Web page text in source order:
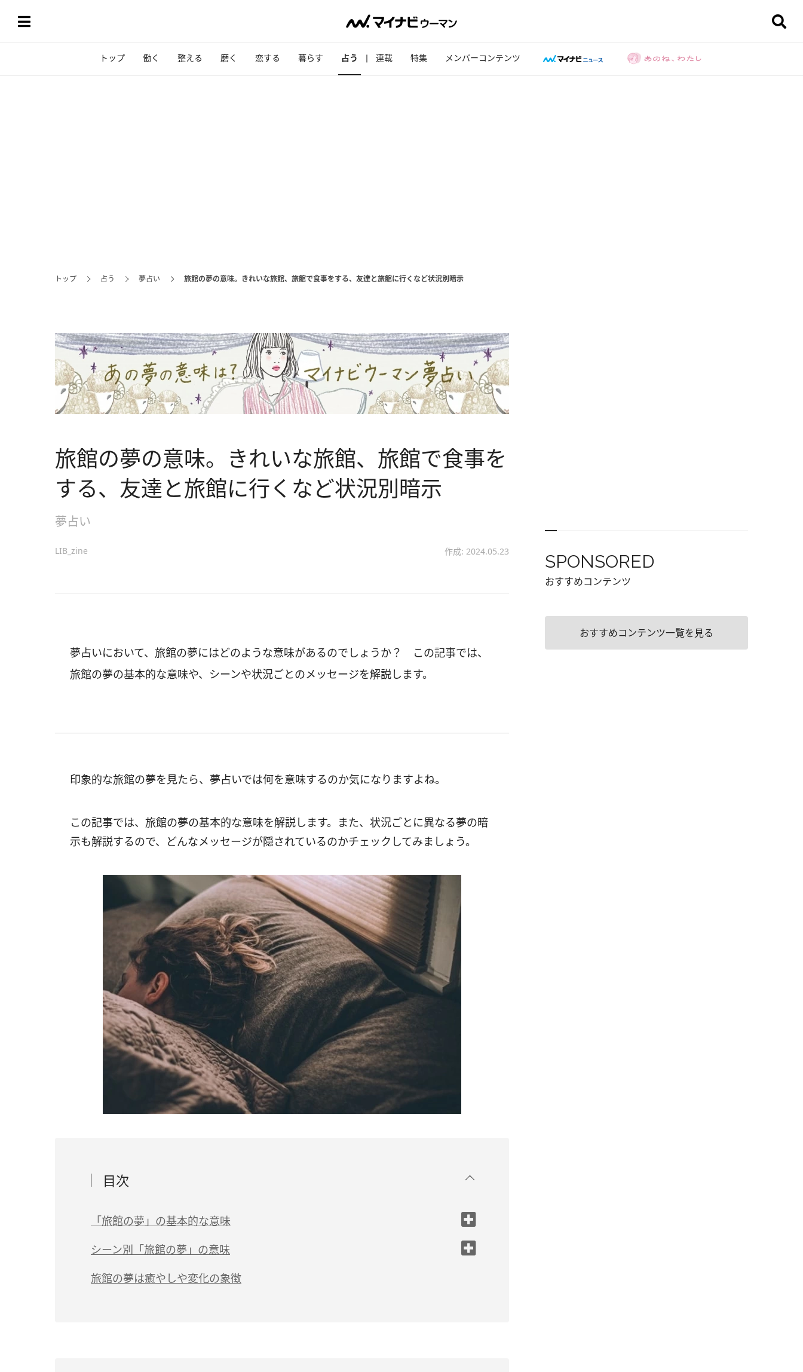
トップ 働く 整える 磨く 恋する 暮らす 占う 連載 特集 メンバーコンテンツ
トップ 占う 夢占い 旅館の夢の意味。きれいな旅館、旅館で食事をする、友達と旅館に行くなど状況別暗示
旅館の夢の意味。きれいな旅館、旅館で食事を
する、友達と旅館に行くなど状況別暗示
夢占い
LIB_zine 作成: 2024.05.23
夢占いにおいて、旅館の夢にはどのような意味があるのでしょうか？ この記事では、
旅館の夢の基本的な意味や、シーンや状況ごとのメッセージを解説します。
印象的な旅館の夢を見たら、夢占いでは何を意味するのか気になりますよね。
この記事では、旅館の夢の基本的な意味を解説します。また、状況ごとに異なる夢の暗
示も解説するので、どんなメッセージが隠されているのかチェックしてみましょう。
目次
「旅館の夢」の基本的な意味
癒やしを求めている
環境を変えたい気持ちの表れ
シーン別「旅館の夢」の意味
（1）豪華な旅館の夢は「徐々にやる気が出てくる」
旅館の夢は癒やしや変化の象徴
SPONSORED
おすすめコンテンツ
おすすめコンテンツ一覧を見る